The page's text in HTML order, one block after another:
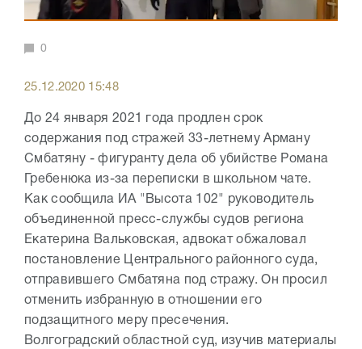
0
25.12.2020 15:48
До 24 января 2021 года продлен срок
содержания под стражей 33-летнему Арману
Смбатяну - фигуранту дела об убийстве Романа
Гребенюка из-за переписки в школьном чате.
Как сообщила ИА "Высота 102" руководитель
объединенной пресс-службы судов региона
Екатерина Вальковская, адвокат обжаловал
постановление Центрального районного суда,
отправившего Смбатяна под стражу. Он просил
отменить избранную в отношении его
подзащитного меру пресечения.
Волгоградский областной суд, изучив материалы